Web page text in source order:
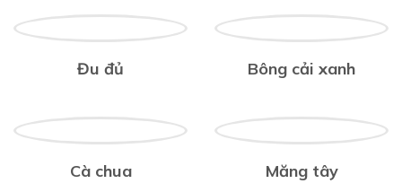
Đu đủ Bông cải xanh
Cà chua Măng tây